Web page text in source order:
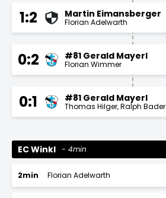
1:2 Martin Eimansberger
Florian Adelwarth
0:2 #81 Gerald Mayerl
Florian Wimmer
0:1 #81 Gerald Mayerl
Thomas Hilger Ralph Bader
EC Winkl 4min
2min Florian Adelwarth